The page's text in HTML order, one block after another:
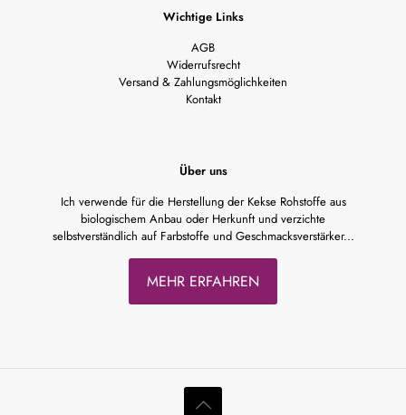
Wichtige Links
AGB
Widerrufsrecht
Versand & Zahlungsmöglichkeiten
Kontakt
Über uns
Ich verwende für die Herstellung der Kekse Rohstoffe aus
biologischem Anbau oder Herkunft und verzichte
selbstverständlich auf Farbstoffe und Geschmacksverstärker...
MEHR ERFAHREN